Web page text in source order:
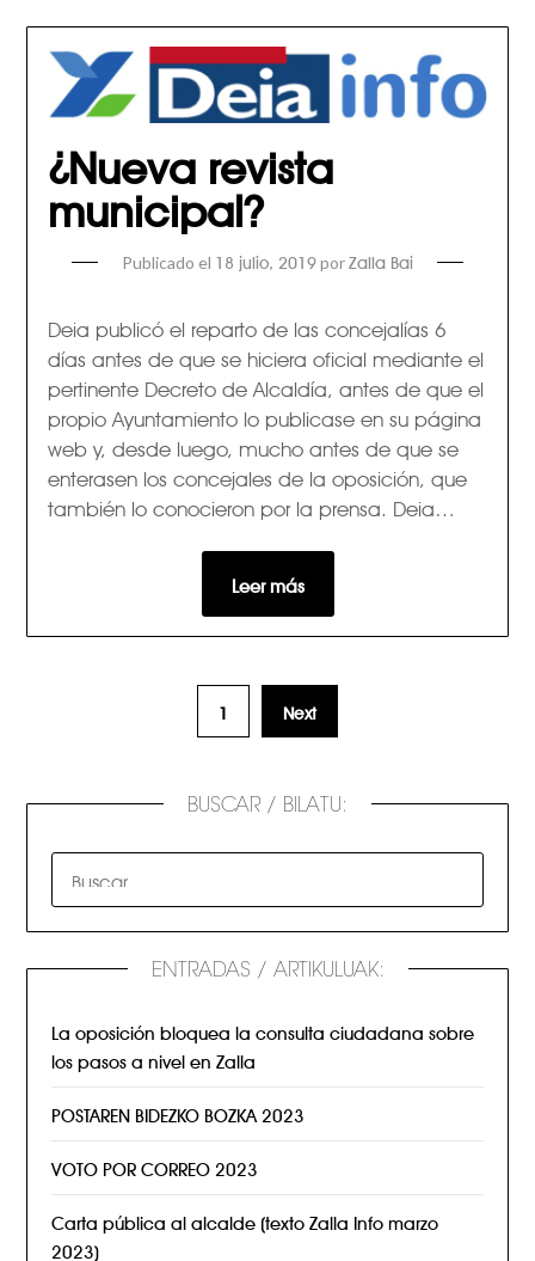
¿Nueva revista
municipal?
Publicado el 18 julio, 2019 por Zalla Bai
Deia publicó el reparto de las concejalías 6
días antes de que se hiciera oficial mediante el
pertinente Decreto de Alcaldía, antes de que el
propio Ayuntamiento lo publicase en su página
web y, desde luego, mucho antes de que se
enterasen los concejales de la oposición, que
también lo conocieron por la prensa. Deia…
Leer más
1 Next
BUSCAR / BILATU:
ENTRADAS / ARTIKULUAK:
La oposición bloquea la consulta ciudadana sobre
los pasos a nivel en Zalla
POSTAREN BIDEZKO BOZKA 2023
VOTO POR CORREO 2023
Carta pública al alcalde (texto Zalla Info marzo
2023)